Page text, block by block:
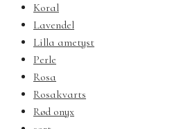
Koral
Lavendel
Lilla ametyst
Perle
Rosa
Rosakvarts
Rød onyx